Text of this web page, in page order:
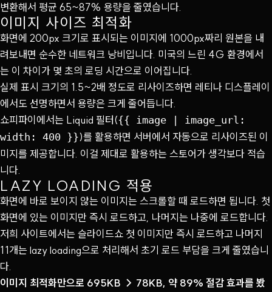
변환해서 평균 65~87% 용량을 줄였습니다.
이미지 사이즈 최적화
화면에 200px 크기로 표시되는 이미지에 1000px짜리 원본을 내
려보내면 순수한 네트워크 낭비입니다. 미국의 느린 4G 환경에서
는 이 차이가 몇 초의 로딩 시간으로 이어집니다.
실제 표시 크기의 1.5~2배 정도로 리사이즈하면 레티나 디스플레이
에서도 선명하면서 용량은 크게 줄어듭니다.
쇼피파이에서는 Liquid 필터({{ image | image_url:
width: 400 }})를 활용하면 서버에서 자동으로 리사이즈된 이
미지를 제공합니다. 이걸 제대로 활용하는 스토어가 생각보다 적습
니다.
LAZY LOADING 적용
화면에 바로 보이지 않는 이미지는 스크롤할 때 로드하면 됩니다. 첫
화면에 있는 이미지만 즉시 로드하고, 나머지는 나중에 로드합니다.
저희 사이트에서는 슬라이드쇼 첫 이미지만 즉시 로드하고 나머지
11개는 lazy loading으로 처리해서 초기 로드 부담을 크게 줄였습니
다.
이미지 최적화만으로 695KB → 78KB, 약 89% 절감 효과를 봤